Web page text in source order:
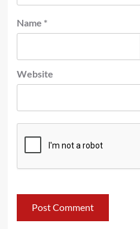
Name *
Website